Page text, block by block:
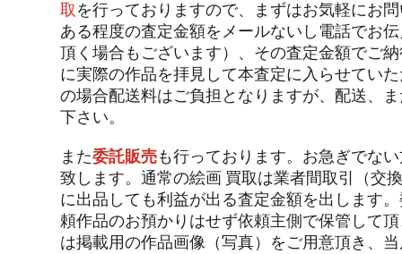
取 を行っておりますので、まずはお気軽にお
ある程度の査定金額をメールないし電話でお
頂く場合もございます）、その査定金額でご
に実際の作品を拝見して本査定に入らせてい
の場合配送料はご負担となりますが、配送、
下さい。
また委託販売も行っております。お急ぎでな
致します。通常の絵画 買取は業者間取引（交
に出品しても利益が出る査定金額を出します
頼作品のお預かりはせず依頼主側で保管して
は掲載用の作品画像（写真）をご用意頂き、